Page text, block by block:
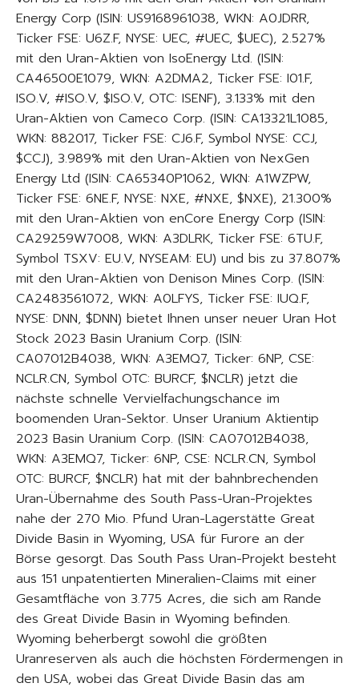
Energy Corp (ISIN: US9168961038, WKN: A0JDRR,
Ticker FSE: U6Z.F, NYSE: UEC, #UEC, $UEC), 2.527%
mit den Uran-Aktien von IsoEnergy Ltd. (ISIN:
CA46500E1079, WKN: A2DMA2, Ticker FSE: I01.F,
ISO.V, #ISO.V, $ISO.V, OTC: ISENF), 3.133% mit den
Uran-Aktien von Cameco Corp. (ISIN: CA13321L1085,
WKN: 882017, Ticker FSE: CJ6.F, Symbol NYSE: CCJ,
$CCJ), 3.989% mit den Uran-Aktien von NexGen
Energy Ltd (ISIN: CA65340P1062, WKN: A1WZPW,
Ticker FSE: 6NE.F, NYSE: NXE, #NXE, $NXE), 21.300%
mit den Uran-Aktien von enCore Energy Corp (ISIN:
CA29259W7008, WKN: A3DLRK, Ticker FSE: 6TU.F,
Symbol TSXV: EU.V, NYSEAM: EU) und bis zu 37.807%
mit den Uran-Aktien von Denison Mines Corp. (ISIN:
CA2483561072, WKN: A0LFYS, Ticker FSE: IUQ.F,
NYSE: DNN, $DNN) bietet Ihnen unser neuer Uran Hot
Stock 2023 Basin Uranium Corp. (ISIN:
CA07012B4038, WKN: A3EMQ7, Ticker: 6NP, CSE:
NCLR.CN, Symbol OTC: BURCF, $NCLR) jetzt die
nächste schnelle Vervielfachungschance im
boomenden Uran-Sektor. Unser Uranium Aktientip
2023 Basin Uranium Corp. (ISIN: CA07012B4038,
WKN: A3EMQ7, Ticker: 6NP, CSE: NCLR.CN, Symbol
OTC: BURCF, $NCLR) hat mit der bahnbrechenden
Uran-Übernahme des South Pass-Uran-Projektes
nahe der 270 Mio. Pfund Uran-Lagerstätte Great
Divide Basin in Wyoming, USA für Furore an der
Börse gesorgt. Das South Pass Uran-Projekt besteht
aus 151 unpatentierten Mineralien-Claims mit einer
Gesamtfläche von 3.775 Acres, die sich am Rande
des Great Divide Basin in Wyoming befinden.
Wyoming beherbergt sowohl die größten
Uranreserven als auch die höchsten Fördermengen in
den USA, wobei das Great Divide Basin das am